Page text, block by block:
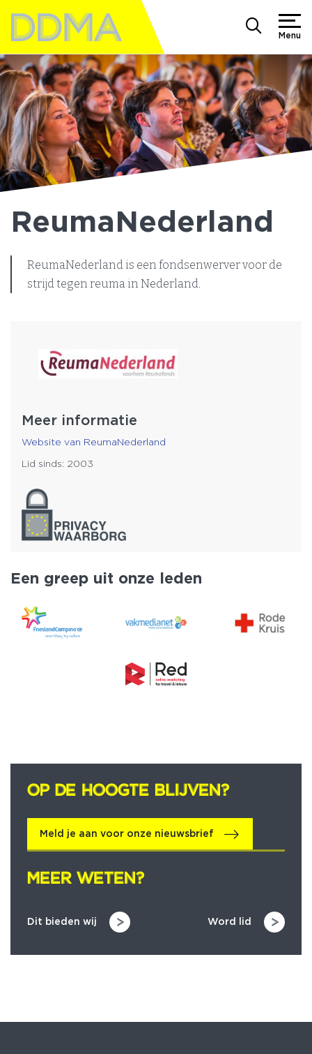
Menu
ReumaNederland
ReumaNederland is een fondsenwerver voor de
strijd tegen reuma in Nederland.
Meer informatie
Website van ReumaNederland
Lid sinds: 2003
Een greep uit onze leden
OP DE HOOGTE BLIJVEN?
OP DE HOOGTE BLIJVEN?
Meld je aan voor onze nieuwsbrief
MEER WETEN?
MEER WETEN?
Dit bieden wij Word lid